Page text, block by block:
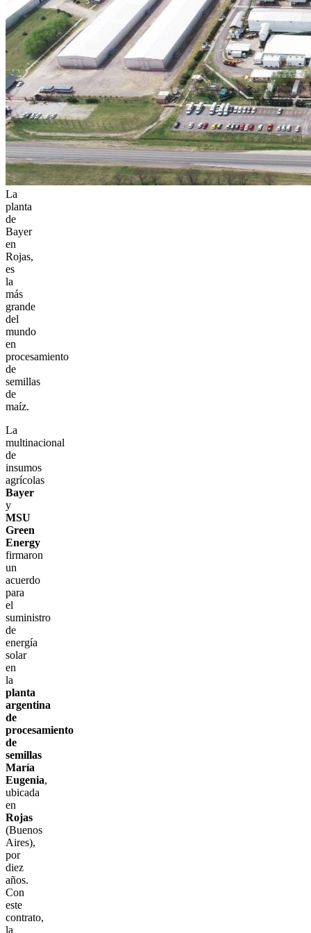
La
planta
de
Bayer
en
Rojas,
es
la
más
grande
del
mundo
en
procesamiento
de
semillas
de
maíz.
La
multinacional
de
insumos
agrícolas
Bayer
y
MSU
Green
Energy
firmaron
un
acuerdo
para
el
suministro
de
energía
solar
en
la
planta
argentina
de
procesamiento
de
semillas
María
Eugenia,
ubicada
en
Rojas
(Buenos
Aires),
por
diez
años.
Con
este
contrato,
la